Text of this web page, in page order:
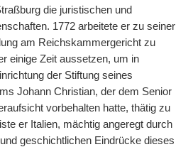
die juristischen und
1772 arbeitete er zu seiner
am Reichskammergericht zu
einige Zeit aussetzen, um in
der Stiftung seines
Johann Christian, der dem Senior
vorbehalten hatte, thätig zu
er Italien, mächtig angeregt durch
geschichtlichen Eindrücke dieses